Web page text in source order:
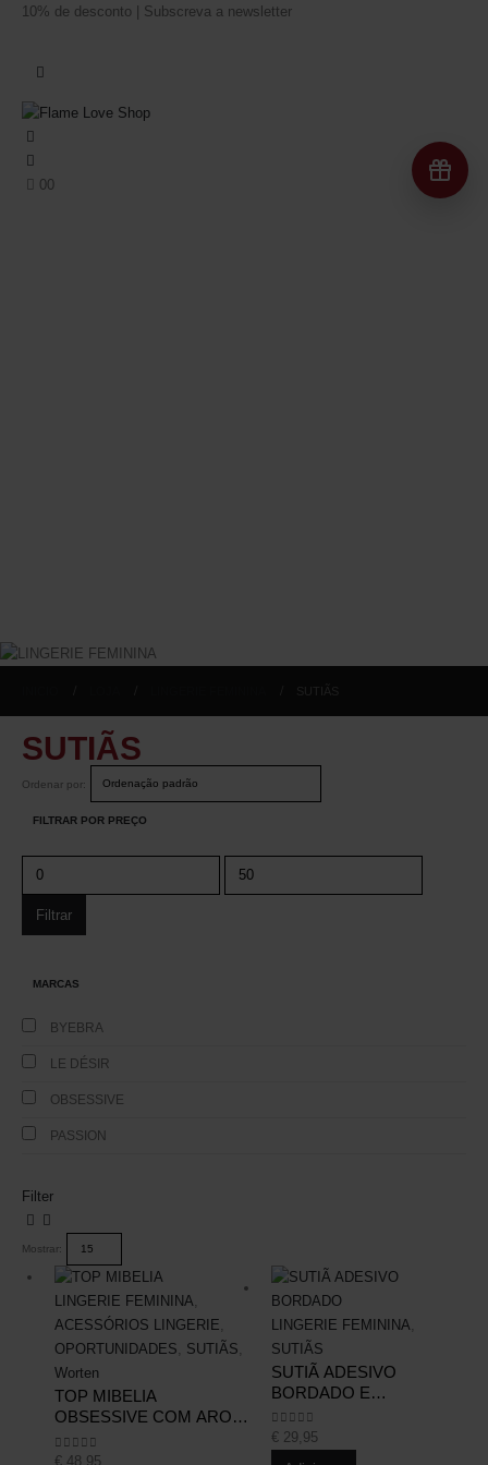
10% de desconto | Subscreva a newsletter
00
SUTIÃS
Ordenar por:
FILTRAR POR PREÇO
Filtrar
MARCAS
BYEBRA
LE DÉSIR
OBSESSIVE
PASSION
Filter
Mostrar:
LINGERIE FEMININA,
ACESSÓRIOS LINGERIE,
OPORTUNIDADES, SUTIÃS,
Worten
TOP MIBELIA
OBSESSIVE COM AROS
| XS/S
0out of 5
€48,95
LINGERIE FEMININA
SUTIÃS
SUTIÃ ADESIVO
BORDADO E
ENTRELAÇADO | COPA
A
0out of 5
€29,95